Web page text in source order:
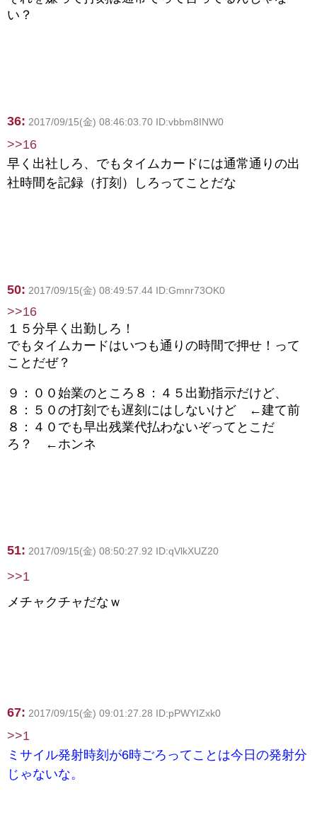
い？
36: 2017/09/15(金) 08:46:03.70 ID:vbbm8INW0
>>16
早く出社しろ、でもタイムカードには通常通りの出
社時間を記録（打刻）しろってことだな
50: 2017/09/15(金) 08:49:57.44 ID:Gmnr73OK0
>>16
１５分早く出勤しろ！
でもタイムカードはいつも通りの時間で押せ！って
ことだぜ？
９：００始業のところ８：４５出勤指示だけど、
８：５０の打刻でも遅刻にはしないけど ←建て前
８：４０でも早出残業代払わないぞってとこだ
ろ？ ←ホンネ
51: 2017/09/15(金) 08:50:27.92 ID:qVlkXUZ20
>>1
メチャクチャだなｗ
67: 2017/09/15(金) 09:01:27.28 ID:pPWYIZxk0
>>1
ミサイル発射時刻が6時ごろってことは今日の発射分
じゃないな。